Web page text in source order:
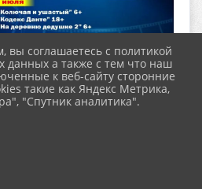
данных
вы соглашаетесь с политикой
данных а также с тем что наш
к веб-сайту сторонние
такие как Яндекс Метрика,
"Спутник аналитика".